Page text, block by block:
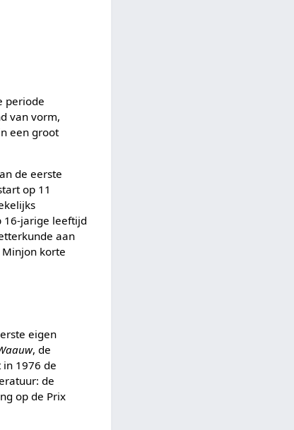
periode
van vorm,
een groot
de eerste
op 11
16-jarige leeftijd
aan
korte
eigen
, de
in 1976 de
de
op de Prix